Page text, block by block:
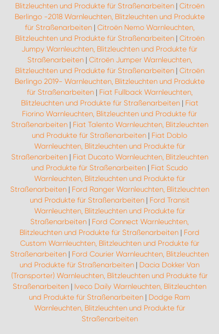
Blitzleuchten und Produkte für Straßenarbeiten| Citroën
Berlingo -2018 Warnleuchten, Blitzleuchten und Produkte
für Straßenarbeiten| Citroën Nemo Warnleuchten,
Blitzleuchten und Produkte für Straßenarbeiten| Citroën
Jumpy Warnleuchten, Blitzleuchten und Produkte für
Straßenarbeiten| Citroën Jumper Warnleuchten,
Blitzleuchten und Produkte für Straßenarbeiten| Citroën
Berlingo 2019- Warnleuchten, Blitzleuchten und Produkte
für Straßenarbeiten| Fiat Fullback Warnleuchten,
Blitzleuchten und Produkte für Straßenarbeiten| Fiat
Fiorino Warnleuchten, Blitzleuchten und Produkte für
Straßenarbeiten| Fiat Talento Warnleuchten, Blitzleuchten
und Produkte für Straßenarbeiten | Fiat Doblo
Warnleuchten, Blitzleuchten und Produkte für
Straßenarbeiten| Fiat Ducato Warnleuchten, Blitzleuchten
und Produkte für Straßenarbeiten | Fiat Scudo
Warnleuchten, Blitzleuchten und Produkte für
Straßenarbeiten| Ford Ranger Warnleuchten, Blitzleuchten
und Produkte für Straßenarbeiten| Ford Transit
Warnleuchten, Blitzleuchten und Produkte für
Straßenarbeiten | Ford Connect Warnleuchten,
Blitzleuchten und Produkte für Straßenarbeiten | Ford
Custom Warnleuchten, Blitzleuchten und Produkte für
Straßenarbeiten | Ford Courier Warnleuchten, Blitzleuchten
und Produkte für Straßenarbeiten | Dacia Dokker Van
(Transporter) Warnleuchten, Blitzleuchten und Produkte für
Straßenarbeiten | Iveco Daily Warnleuchten, Blitzleuchten
und Produkte für Straßenarbeiten | Dodge Ram
Warnleuchten, Blitzleuchten und Produkte für
Straßenarbeiten